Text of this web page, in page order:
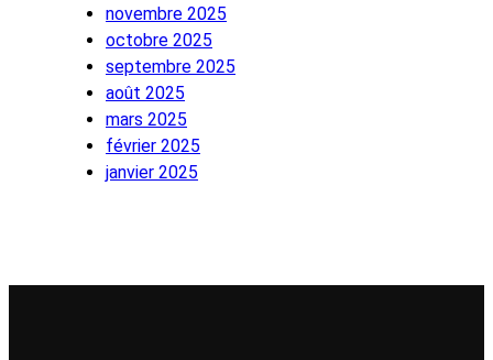
novembre 2025
octobre 2025
septembre 2025
août 2025
mars 2025
février 2025
janvier 2025